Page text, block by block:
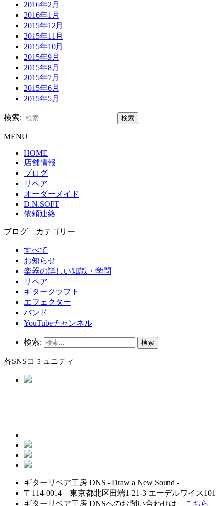
2016年2月
2016年1月
2015年12月
2015年11月
2015年10月
2015年9月
2015年8月
2015年7月
2015年6月
2015年5月
検索:
MENU
HOME
店舗情報
ブログ
リペア
オーダーメイド
D.N.SOFT
依頼連絡
ブログ カテゴリー
すべて
お知らせ
楽器の詳しい知識・学問
リペア
ギタークラフト
エフェクター
バンド
YouTubeチャンネル
検索:
各SNSコミュニティ
ギターリペア工房 DNS - Draw a New Sound -
〒114-0014 東京都北区田端1-21-3 エーデルワイス101
ギターリペア工房 DNSへのお問い合わせは
こちら